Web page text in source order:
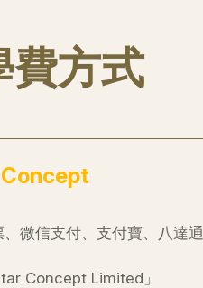
費方式
微信支付、支付寶、八達通
Concept Limited」